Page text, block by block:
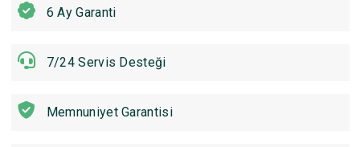
6 Ay Garanti
7/24 Servis Desteği
Memnuniyet Garantisi